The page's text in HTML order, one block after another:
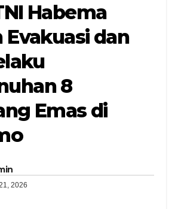
Habema
Evakuasi dan
8
Emas di
2026